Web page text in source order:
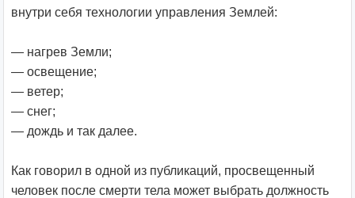
внутри себя технологии управления Землей:
— нагрев Земли;
— освещение;
— ветер;
— снег;
— дождь и так далее.
Как говорил в одной из публикаций, просвещенный
человек после смерти тела может выбрать должность